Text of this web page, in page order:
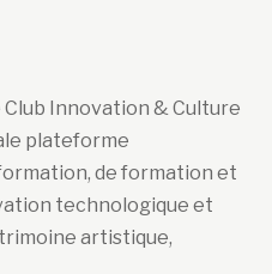
Club Innovation & Culture
plateforme
de formation et
technologique et
artistique,